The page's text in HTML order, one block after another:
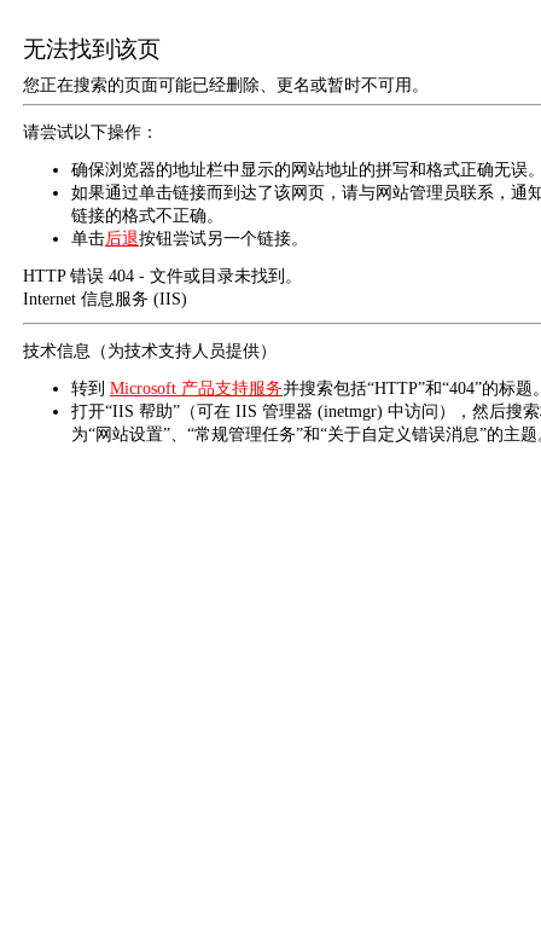
无法找到该页
您正在搜索的页面可能已经删除、更名或暂时不可用。
请尝试以下操作：
确保浏览器的地址栏中显示的网站地址的拼写和格式正确无误
如果通过单击链接而到达了该网页，请与网站管理员联系，通
链接的格式不正确。
单击后退按钮尝试另一个链接。
HTTP 错误 404 - 文件或目录未找到。
Internet 信息服务 (IIS)
技术信息（为技术支持人员提供）
转到 Microsoft 产品支持服务并搜索包括“HTTP”和“404”的标题
打开“IIS 帮助”（可在 IIS 管理器 (inetmgr) 中访问），然后搜
为“网站设置”、“常规管理任务”和“关于自定义错误消息”的主题